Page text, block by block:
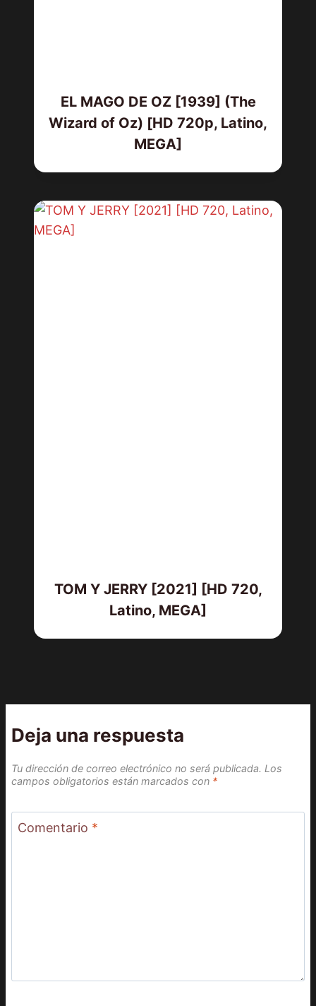
EL MAGO DE OZ [1939] (The
Wizard of Oz) [HD 720p, Latino,
MEGA]
TOM Y JERRY [2021] [HD 720,
Latino, MEGA]
Deja una respuesta
Tu dirección de correo electrónico no será publicada. Los
campos obligatorios están marcados con *
Comentario *